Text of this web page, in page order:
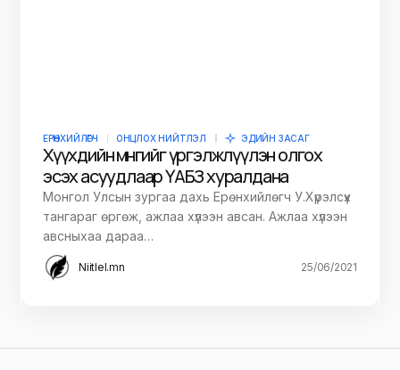
ЕРӨНХИЙЛӨГЧ ОНЦЛОХ НИЙТЛЭЛ ЭДИЙН ЗАСАГ
Хүүхдийн мөнгийг үргэлжлүүлэн олгох
эсэх асуудлаар ҮАБЗ хуралдана
Монгол Улсын зургаа дахь Ерөнхийлөгч У.Хүрэлсүх
тангараг өргөж, ажлаа хүлээн авсан. Ажлаа хүлээн
авсныхаа дараа…
Niitlel.mn 25/06/2021